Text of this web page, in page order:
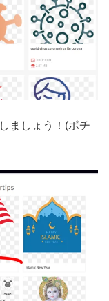
しましょう！(ポチ